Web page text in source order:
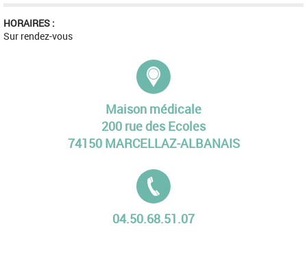
HORAIRES :
Sur rendez-vous
Maison médicale
200 rue des Ecoles
74150 MARCELLAZ-ALBANAIS
04.50.68.51.07